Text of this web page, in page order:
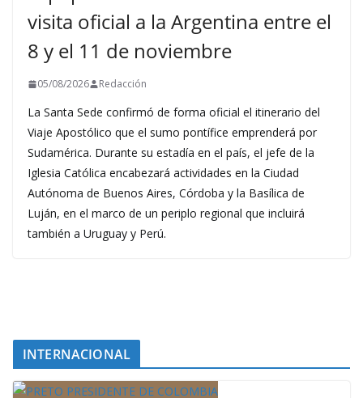
visita oficial a la Argentina entre el
8 y el 11 de noviembre
05/08/2026 Redacción
La Santa Sede confirmó de forma oficial el itinerario del
Viaje Apostólico que el sumo pontífice emprenderá por
Sudamérica. Durante su estadía en el país, el jefe de la
Iglesia Católica encabezará actividades en la Ciudad
Autónoma de Buenos Aires, Córdoba y la Basílica de
Luján, en el marco de un periplo regional que incluirá
también a Uruguay y Perú.
INTERNACIONAL